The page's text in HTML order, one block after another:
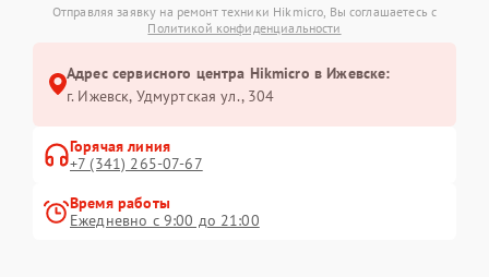
Отправляя заявку на ремонт техники Hikmicro, Вы соглашаетесь с
Политикой конфиденциальности
Адрес сервисного центра Hikmicro в Ижевске:
г. Ижевск, Удмуртская ул., 304
Горячая линия
+7 (341) 265-07-67
Время работы
Ежедневно с 9:00 до 21:00